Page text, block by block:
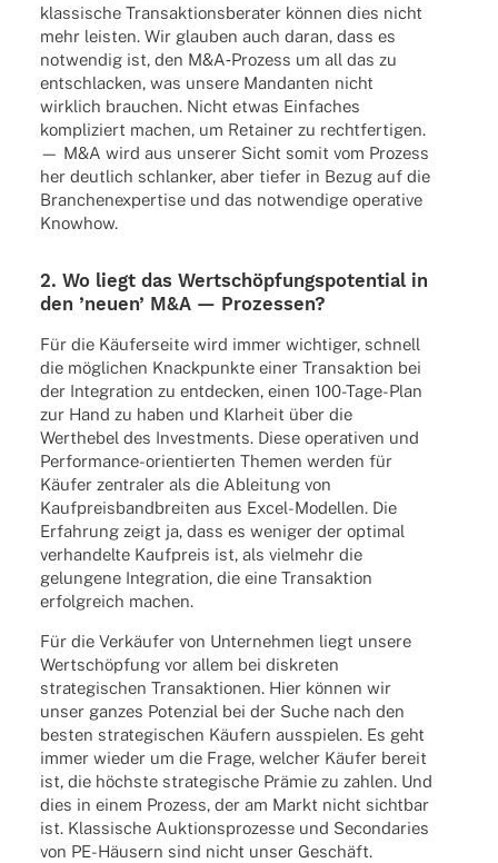
klas­si­sche Trans­ak­ti­ons­be­ra­ter können dies nicht
mehr leis­ten. Wir glau­ben auch daran, dass es
notwen­dig ist, den M&A‑Prozess um all das zu
entschla­cken, was unsere Mandan­ten nicht
wirk­lich brau­chen. Nicht etwas Einfa­ches
kompli­ziert machen, um Retai­ner zu recht­fer­ti­gen.
— M&A wird aus unse­rer Sicht somit vom Prozess
her deut­lich schlan­ker, aber tiefer in Bezug auf die
Bran­chen­ex­per­tise und das notwen­dige opera­tive
Knowhow.
2. Wo liegt das Wert­schöp­fungs­po­ten­tial in
den ’neuen’ M&A — Prozessen?
Für die Käufer­seite wird immer wich­ti­ger, schnell
die mögli­chen Knack­punkte einer Trans­ak­tion bei
der Inte­gra­tion zu entde­cken, einen 100-Tage-Plan
zur Hand zu haben und Klar­heit über die
Wert­he­bel des Invest­ments. Diese opera­ti­ven und
Perfor­mance-orien­tier­ten Themen werden für
Käufer zentra­ler als die Ablei­tung von
Kauf­preis­band­brei­ten aus Excel-Model­len. Die
Erfah­rung zeigt ja, dass es weni­ger der opti­mal
verhan­delte Kauf­preis ist, als viel­mehr die
gelun­gene Inte­gra­tion, die eine Trans­ak­tion
erfolg­reich machen.
Für die Verkäu­fer von Unter­neh­men liegt unsere
Wert­schöp­fung vor allem bei diskre­ten
stra­te­gi­schen Trans­ak­tio­nen. Hier können wir
unser ganzes Poten­zial bei der Suche nach den
besten stra­te­gi­schen Käufern ausspie­len. Es geht
immer wieder um die Frage, welcher Käufer bereit
ist, die höchste stra­te­gi­sche Prämie zu zahlen. Und
dies in einem Prozess, der am Markt nicht sicht­bar
ist. Klas­si­sche Aukti­ons­pro­zesse und Secon­da­ries
von PE-Häusern sind nicht unser Geschäft.